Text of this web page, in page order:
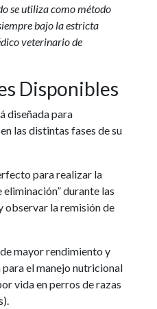
se utiliza como método
bajo la estricta
veterinario de
Disponibles
diseñada para
las distintas fases de su
para realizar la
eliminación” durante las
observar la remisión de
mayor rendimiento y
para el manejo nutricional
vida en perros de razas